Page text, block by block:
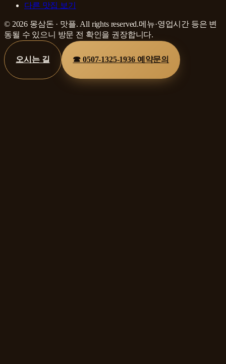
다른 맛집 보기
© 2026 몽삼돈 · 맛플. All rights reserved.메뉴·영업시간 등은 변
동될 수 있으니 방문 전 확인을 권장합니다.
오시는 길 ☎0507-1325-1936 예약문의